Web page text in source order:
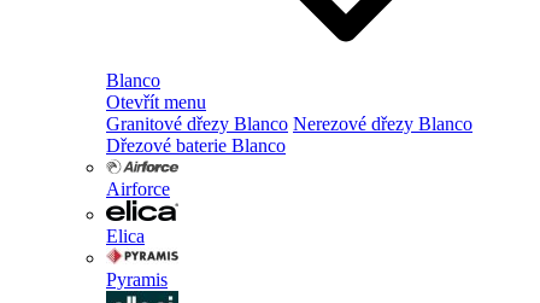
Blanco
Otevřít menu
Granitové dřezy Blanco Nerezové dřezy Blanco
Dřezové baterie Blanco
Airforce
Elica
Pyramis